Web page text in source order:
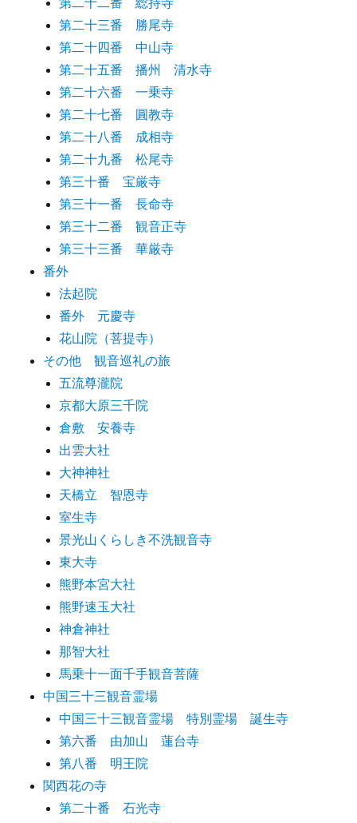
第二十二番 総持寺
第二十三番 勝尾寺
第二十四番 中山寺
第二十五番 播州 清水寺
第二十六番 一乗寺
第二十七番 圓教寺
第二十八番 成相寺
第二十九番 松尾寺
第三十番 宝厳寺
第三十一番 長命寺
第三十二番 観音正寺
第三十三番 華厳寺
番外
法起院
番外 元慶寺
花山院（菩提寺）
その他 観音巡礼の旅
五流尊瀧院
京都大原三千院
倉敷 安養寺
出雲大社
大神神社
天橋立 智恩寺
室生寺
景光山くらしき不洗観音寺
東大寺
熊野本宮大社
熊野速玉大社
神倉神社
那智大社
馬乗十一面千手観音菩薩
中国三十三観音霊場
中国三十三観音霊場 特別霊場 誕生寺
第六番 由加山 蓮台寺
第八番 明王院
関西花の寺
第二十番 石光寺